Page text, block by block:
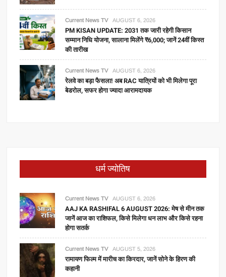
Current News TV AUGUST 6, 2026
PM KISAN UPDATE: 2031 तक जारी रहेगी किसान
सम्मान निधि योजना, सालाना मिलेंगे ₹6,000; जानें 24वीं किस्त
की तारीख
Current News TV AUGUST 6, 2026
रेलवे का बड़ा फैसला! अब RAC यात्रियों को भी मिलेगा पूरा
बेडरोल, सफर होगा ज्यादा आरामदायक
धर्म ज्योतिष
Current News TV AUGUST 6, 2026
AAJ KA RASHIFAL 6 AUGUST 2026: मेष से मीन तक
जानें आज का राशिफल, किसे मिलेगा धन लाभ और किसे रहना
होगा सतर्क
Current News TV AUGUST 5, 2026
रामायण फिल्म में मारीच का किरदार, जानें सोने के हिरण की
कहानी